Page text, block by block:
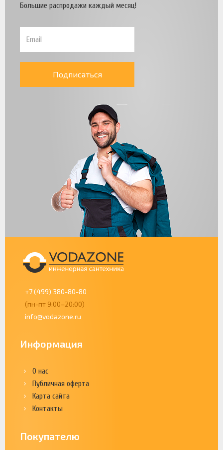
Большие распродажи каждый месяц!
Подписаться
+7 (499) 380-80-80
(пн-пт 9:00–20:00)
info@vodazone.ru
Информация
О нас
Публичная оферта
Карта сайта
Контакты
Покупателю